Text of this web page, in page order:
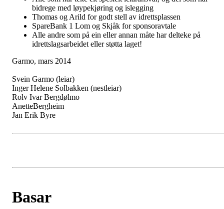
bidrege med løypekjøring og islegging
Thomas og Arild for godt stell av idrettsplassen
SpareBank 1 Lom og Skjåk for sponsoravtale
Alle andre som på ein eller annan måte har delteke på
idrettslagsarbeidet eller støtta laget!
Garmo, mars 2014
Svein Garmo (leiar)
Inger Helene Solbakken (nestleiar)
Rolv Ivar Bergdølmo
AnetteBergheim
Jan Erik Byre
Basar